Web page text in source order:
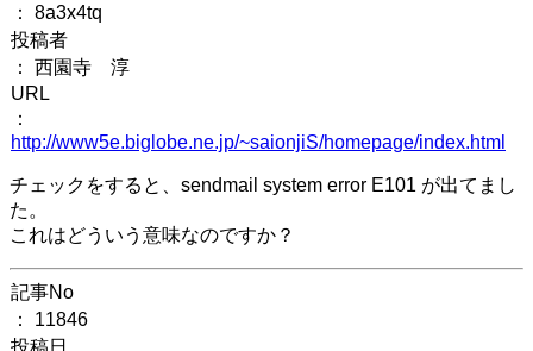
： 8a3x4tq
投稿者
： 西園寺 淳
URL
：
http://www5e.biglobe.ne.jp/~saionjiS/homepage/index.html
チェックをすると、sendmail system error E101 が出てまし
た。
これはどういう意味なのですか？
記事No
： 11846
投稿日